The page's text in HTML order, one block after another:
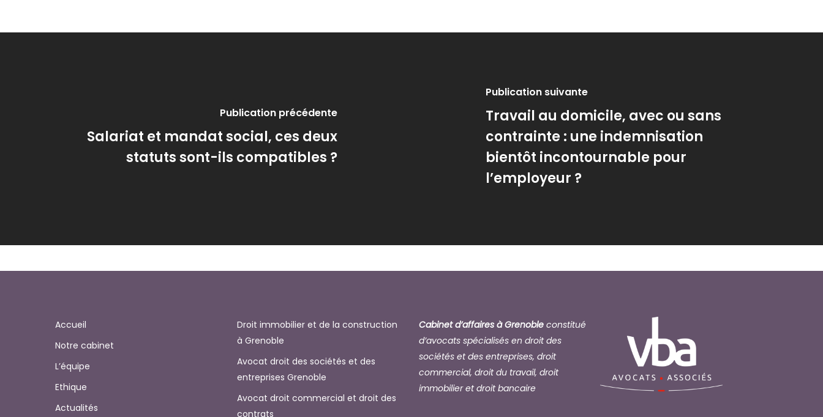
Publication précédente
Salariat et mandat social, ces deux
statuts sont-ils compatibles ?
Publication suivante
Travail au domicile, avec ou sans
contrainte : une indemnisation
bientôt incontournable pour
l’employeur ?
Accueil
Notre cabinet
L’équipe
Ethique
Actualités
Droit immobilier et de la construction
à Grenoble
Avocat droit des sociétés et des
entreprises Grenoble
Avocat droit commercial et droit des
contrats
Cabinet d’affaires à Grenobleconstitué
d’avocats spécialisés en droit des
sociétés et des entreprises, droit
commercial, droit du travail, droit
immobilier et droit bancaire